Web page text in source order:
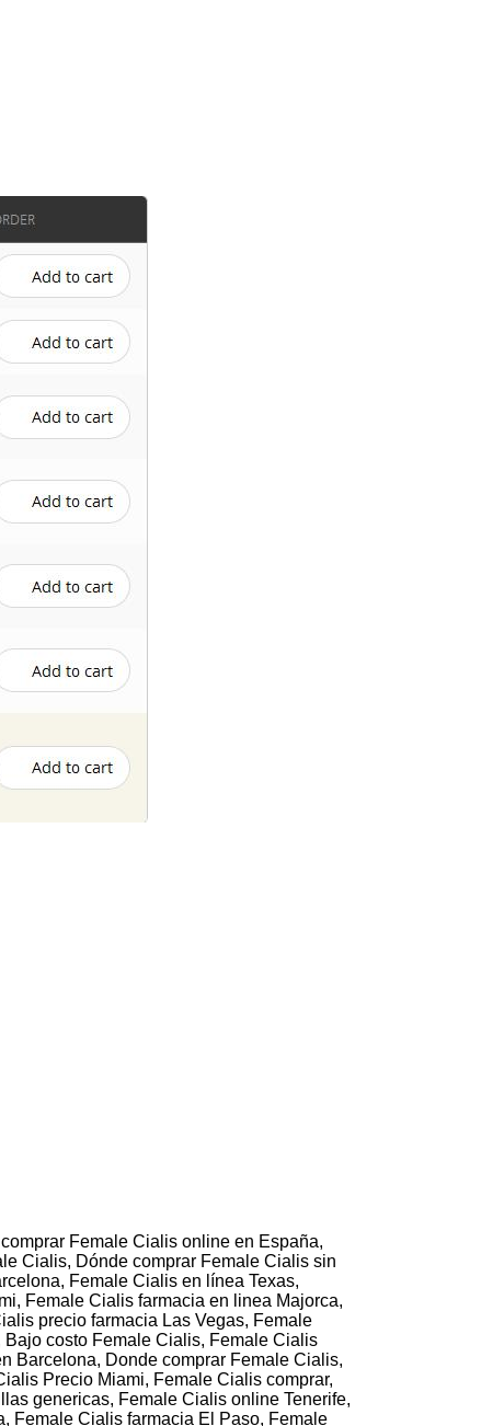
Female Cialis online en España,
Cialis, Dónde comprar Female Cialis sin
Female Cialis en línea Texas,
Female Cialis farmacia en linea Majorca,
precio farmacia Las Vegas, Female
costo Female Cialis, Female Cialis
Barcelona, Donde comprar Female Cialis,
Precio Miami, Female Cialis comprar,
genericas, Female Cialis online Tenerife,
Female Cialis farmacia El Paso, Female